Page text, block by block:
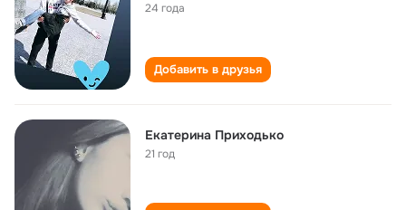
24 года
Добавить в друзья
Екатерина Приходько
21 год